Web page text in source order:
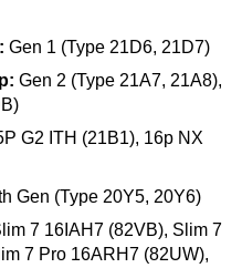
Gen 1 (Type 21D6, 21D7)
Gen 2 (Type 21A7, 21A8),
G2 ITH (21B1), 16p NX
Gen (Type 20Y5, 20Y6)
7 16IAH7 (82VB), Slim 7
7 Pro 16ARH7 (82UW),